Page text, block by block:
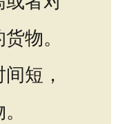
物。
短，